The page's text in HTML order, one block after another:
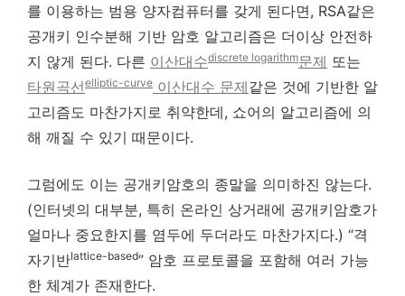
를 이용하는 범용 양자컴퓨터를 갖게 된다면, RSA같은
공개키 인수분해 기반 암호 알고리즘은 더이상 안전하
지 않게 된다. 다른 이산대수discrete logarithm문제 또는
타원곡선elliptic-curve 이산대수 문제같은 것에 기반한 알
고리즘도 마찬가지로 취약한데, 쇼어의 알고리즘에 의
해 깨질 수 있기 때문이다.
그럼에도 이는 공개키암호의 종말을 의미하진 않는다.
(인터넷의 대부분, 특히 온라인 상거래에 공개키암호가
얼마나 중요한지를 염두에 두더라도 마찬가지다.) “격
자기반lattice-based” 암호 프로토콜을 포함해 여러 가능
한 체계가 존재한다.